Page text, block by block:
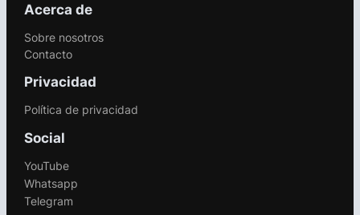
Acerca de
Sobre nosotros
Contacto
Privacidad
Política de privacidad
Social
YouTube
Whatsapp
Telegram